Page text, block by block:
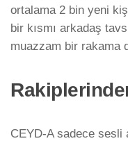
ortalama 2 bin yeni
bir kısmı arkadaş
muazzam bir rakama
CEYD-A sadece sesli